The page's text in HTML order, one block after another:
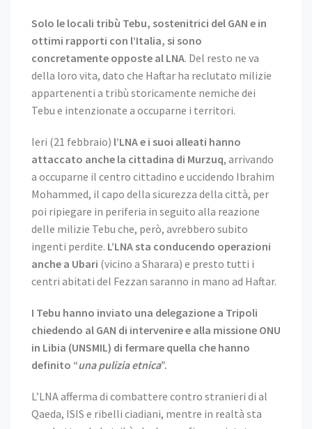
Solo le locali tribù Tebu, sostenitrici del GAN e in
ottimi rapporti con l’Italia, si sono
concretamente opposte al LNA. Del resto ne va
della loro vita, dato che Haftar ha reclutato milizie
appartenenti a tribù storicamente nemiche dei
Tebu e intenzionate a occuparne i territori.
Ieri (21 febbraio) l’LNA e i suoi alleati hanno
attaccato anche la cittadina di Murzuq, arrivando
a occuparne il centro cittadino e uccidendo Ibrahim
Mohammed, il capo della sicurezza della città, per
poi ripiegare in periferia in seguito alla reazione
delle milizie Tebu che, però, avrebbero subito
ingenti perdite. L’LNA sta conducendo operazioni
anche a Ubari (vicino a Sharara) e presto tutti i
centri abitati del Fezzan saranno in mano ad Haftar.
I Tebu hanno inviato una delegazione a Tripoli
chiedendo al GAN di intervenire e alla missione ONU
in Libia (UNSMIL) di fermare quella che hanno
definito “una pulizia etnica”.
L’LNA afferma di combattere contro stranieri di al
Qaeda, ISIS e ribelli ciadiani, mentre in realtà sta